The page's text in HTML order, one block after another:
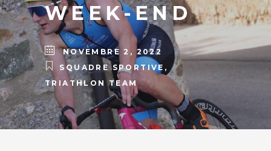
WEEK-END
NOVEMBRE 2, 2022
SQUADRE SPORTIVE ,
TRIATHLON TEAM